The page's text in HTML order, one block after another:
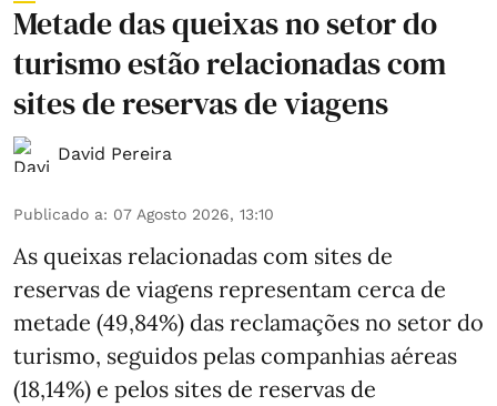
Metade das queixas no setor do
turismo estão relacionadas com
sites de reservas de viagens
David Pereira
Publicado a: 07 Agosto 2026, 13:10
As queixas relacionadas com sites de
reservas de viagens representam cerca de
metade (49,84%) das reclamações no setor do
turismo, seguidos pelas companhias aéreas
(18,14%) e pelos sites de reservas de